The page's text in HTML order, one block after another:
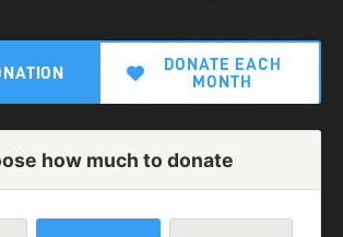
DONATE EACH
MONTH
how much to donate